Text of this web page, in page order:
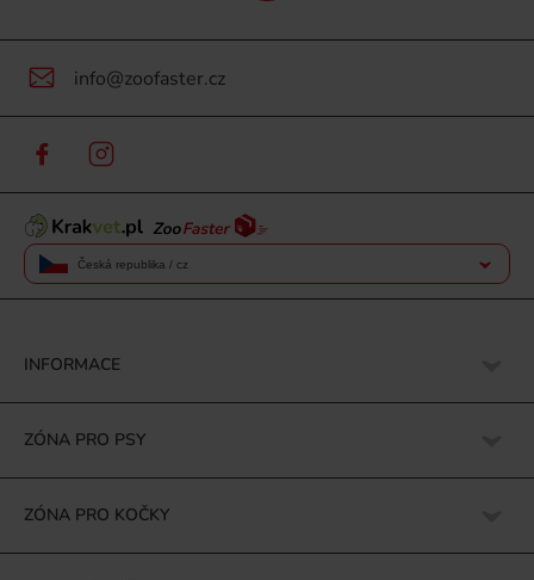
info@zoofaster.cz
Česká republika / cz
INFORMACE
ZÓNA PRO PSY
ZÓNA PRO KOČKY